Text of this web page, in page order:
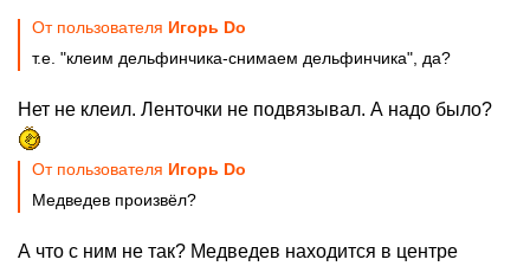
От пользователя Игорь Do
т.е. "клеим дельфинчика-снимаем дельфинчика", да?
Нет не клеил. Ленточки не подвязывал. А надо было?
От пользователя Игорь Do
Медведев произвёл?
А что с ним не так? Медведев находится в центре